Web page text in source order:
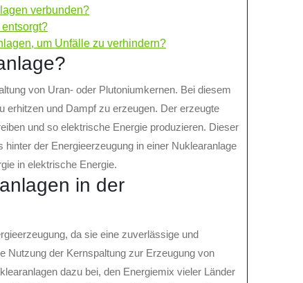
verbunden?
um Unfälle zu verhindern?
von Uran- oder Plutoniumkernen. Bei diesem
erhitzen und Dampf zu erzeugen. Der erzeugte
und so elektrische Energie produzieren. Dieser
der Energieerzeugung in einer Nuklearanlage
in elektrische Energie.
in der
da sie eine zuverlässige und
Nutzung der Kernspaltung zur Erzeugung von
dazu bei, den Energiemix vieler Länder